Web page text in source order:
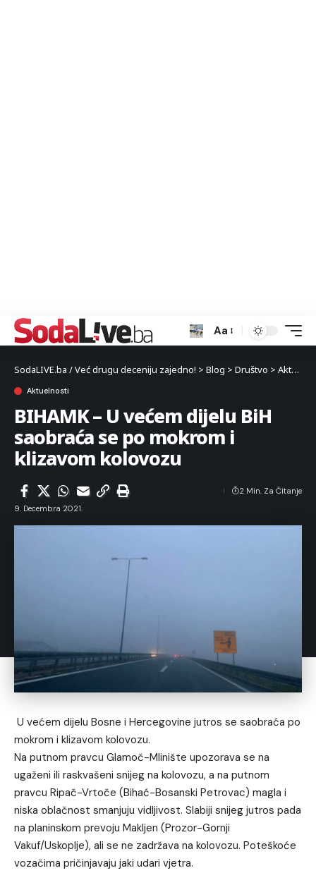
Aa
SodaLIVE.ba / Već drugu deceniju zajedno! > Blog > Društvo > Aktuelnosti
Aktuelnosti
BIHAMK – U većem dijelu BiH
saobraća se po mokrom i
klizavom kolovozu
9. Decembra 2021.
2 Min. Za Čitanje
U većem dijelu Bosne i Hercegovine jutros se saobraća po
mokrom i klizavom kolovozu.
Na putnom pravcu Glamoč-Mlinište upozorava se na
ugaženi ili raskvašeni snijeg na kolovozu, a na putnom
pravcu Ripač-Vrtoče (Bihać-Bosanski Petrovac) magla i
niska oblačnost smanjuju vidljivost. Slabiji snijeg jutros pada
na planinskom prevoju Makljen (Prozor-Gornji
Vakuf/Uskoplje), ali se ne zadržava na kolovozu. Poteškoće
vozačima pričinjavaju jaki udari vjetra.